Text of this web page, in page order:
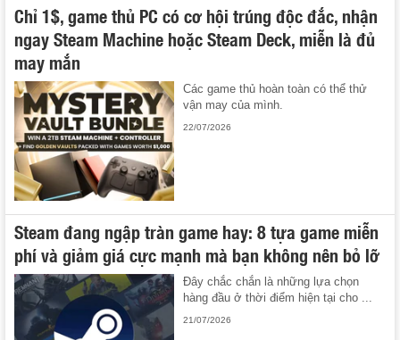
Chỉ 1$, game thủ PC có cơ hội trúng độc đắc, nhận
ngay Steam Machine hoặc Steam Deck, miễn là đủ
may mắn
Các game thủ hoàn toàn có thể thử
vận may của mình.
22/07/2026
Steam đang ngập tràn game hay: 8 tựa game miễn
phí và giảm giá cực mạnh mà bạn không nên bỏ lỡ
Đây chắc chắn là những lựa chọn
hàng đầu ở thời điểm hiện tại cho ...
21/07/2026